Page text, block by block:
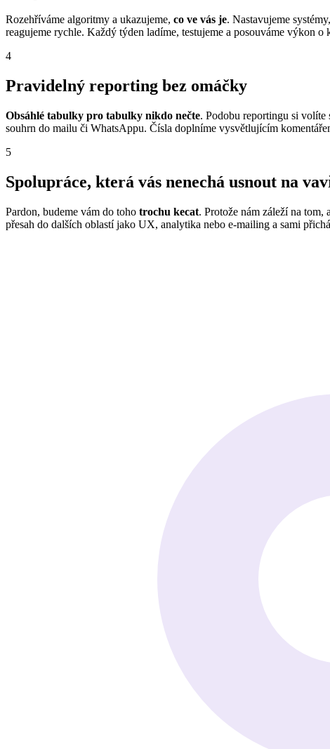
Rozehříváme algoritmy a ukazujeme, co ve vás je. Nastavujeme
reagujeme rychle. Každý týden ladíme, testujeme a posouváme výkon o
4
Pravidelný reporting bez omáčky
Obsáhlé tabulky pro tabulky nikdo nečte. Podobu reportingu si
souhrn do mailu či WhatsAppu. Čísla doplníme vysvětlujícím
5
Spolupráce, která vás nenechá usnout na
Pardon, budeme vám do toho trochu kecat. Protože nám záleží na
přesah do dalších oblastí jako UX, analytika nebo e-mailing a sami